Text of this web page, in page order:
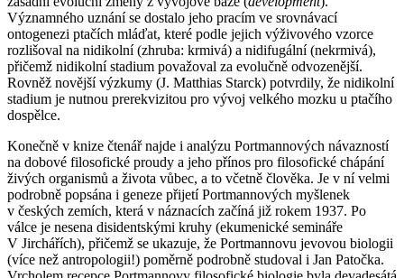
Významného uznání se dostalo jeho pracím ve srovnávací
ontogenezi ptačích mláďat, které podle jejich výživového vzorce
rozlišoval na nidikolní (zhruba: krmivá) a nidifugální (nekrmivá),
přičemž nidikolní stadium považoval za evolučně odvozenější.
Rovněž novější výzkumy (J. Matthias Starck) potvrdily, že nidikolní
stadium je nutnou prerekvizitou pro vývoj velkého mozku u ptačího
dospělce.
Konečně v knize čtenář najde i analýzu Portmannových návazností
na dobové filosofické proudy a jeho přínos pro filosofické chápání
živých organismů a života vůbec, a to včetně člověka. Je v ní velmi
podrobně popsána i geneze přijetí Portmannových myšlenek
v českých zemích, která v náznacích začíná již rokem 1937. Po
válce je nesena disidentskými kruhy (ekumenické semináře
V Jirchářích), přičemž se ukazuje, že Portmannovu jevovou biologii
(více než antropologii!) poměrně podrobně studoval i Jan Patočka.